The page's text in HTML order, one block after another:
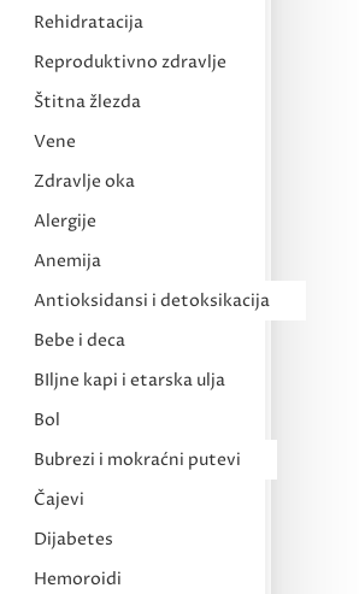
Rehidratacija
Reproduktivno zdravlje
Štitna žlezda
Vene
Zdravlje oka
Alergije
Anemija
Antioksidansi i detoksikacija
Bebe i deca
BIljne kapi i etarska ulja
Bol
Bubrezi i mokraćni putevi
Čajevi
Dijabetes
Hemoroidi